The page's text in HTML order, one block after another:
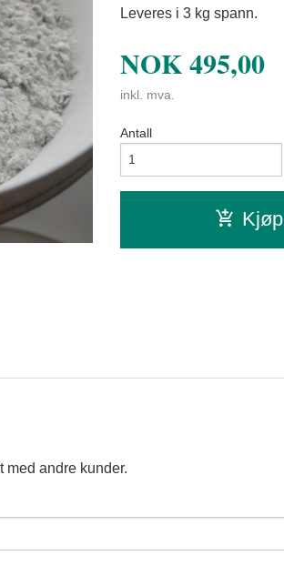
Leveres i 3 kg spann.
NOK495,00
inkl. mva.
Antall
Kjøp
med andre kunder.